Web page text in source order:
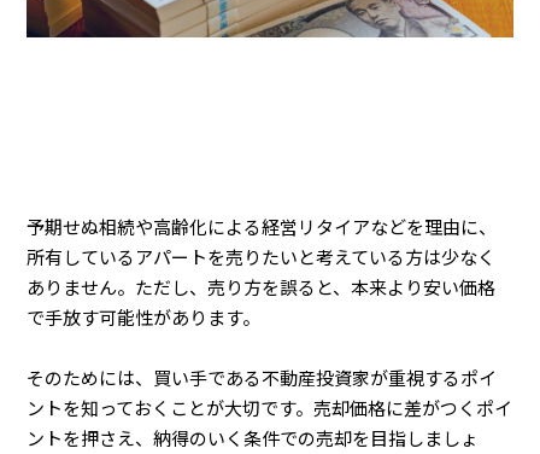
予期せぬ相続や高齢化による経営リタイアなどを理由に、
所有しているアパートを売りたいと考えている方は少なく
ありません。ただし、売り方を誤ると、本来より安い価格
で手放す可能性があります。
そのためには、買い手である不動産投資家が重視するポイ
ントを知っておくことが大切です。売却価格に差がつくポイ
ントを押さえ、納得のいく条件での売却を目指しましょ